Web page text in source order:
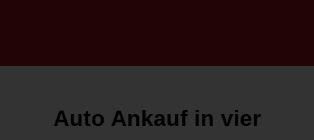
Auto Ankauf in vier